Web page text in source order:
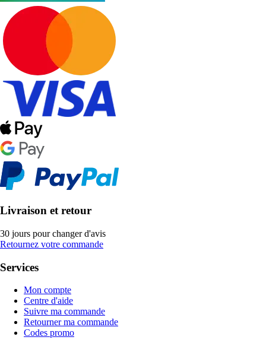
Livraison et retour
30 jours pour changer d'avis
Retournez votre commande
Services
Mon compte
Centre d'aide
Suivre ma commande
Retourner ma commande
Codes promo